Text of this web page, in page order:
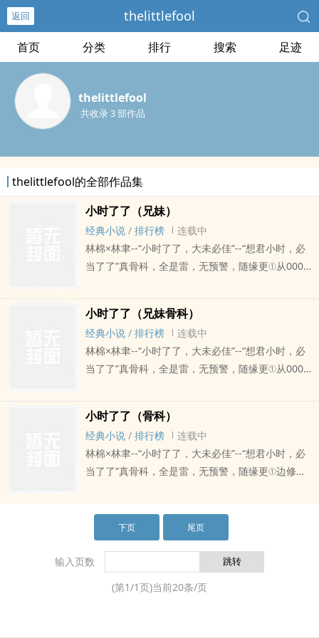
返回 thelittlefool
首页 分类 排行 搜索 足迹
thelittlefool
共收录 3 部作品
thelittlefool的全部作品集
小时了了（兄妹）
经典小说 / 排行榜
连载中
林棉×林聿--“小时了了，大未必佳”--“想君小时，必
当了了”真骨科，全是雷，无预警，随缘更①从0007
小时了了（兄妹骨科）
经典小说 / 排行榜
连载中
林棉×林聿--“小时了了，大未必佳”--“想君小时，必
当了了”真骨科，全是雷，无预警，随缘更①从0007
小时了了（骨科）
经典小说 / 排行榜
连载中
林棉×林聿--“小时了了，大未必佳”--“想君小时，必
当了了”真骨科，全是雷，无预警，随缘更①边修文
绪比较严重。现在在新的国家生活学习，还是很
忙，有很多deadline要赶。所以实在不能和大家保
证更新频率。感谢大家的理解。祝大家和我现生平
下页 尾页
输入页数
(第1/1页)当前20条/页